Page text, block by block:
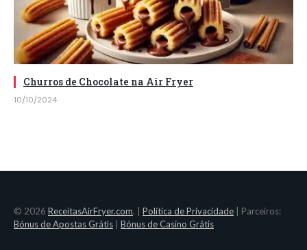
Churros de Chocolate na Air Fryer
10/10/2024
© 2026 ReceitasAirFryer.com. | Política de Privacidade | Parceiros:
Bónus de Apostas Grátis
Bónus de Casino Grátis